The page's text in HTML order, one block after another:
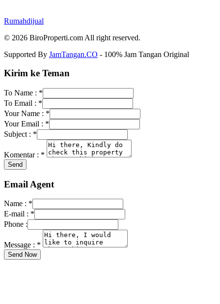
Rumahdijual
© 2026 BiroProperti.com All right reserved.
Supported By JamTangan.CO - 100% Jam Tangan Original
Kirim ke Teman
To Name : *
To Email : *
Your Name : *
Your Email : *
Subject : *
Komentar : *
Email Agent
Name : *
E-mail : *
Phone :
Message : *